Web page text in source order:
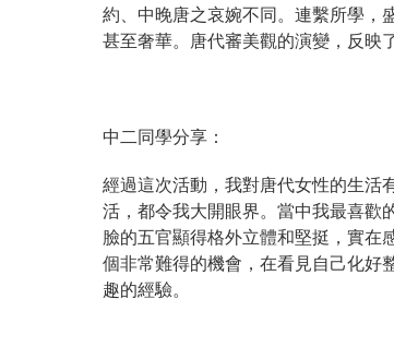
約、中晚唐之哀婉不同。連繫所學，
甚至奢華。唐代審美觀的演變，反映
中二同學分享：
經過這次活動，我對唐代女性的生活
活，都令我大開眼界。當中我最喜歡
臉的五官顯得格外立體和堅挺，實在
個非常難得的機會，在看見自己化好
趣的經驗。